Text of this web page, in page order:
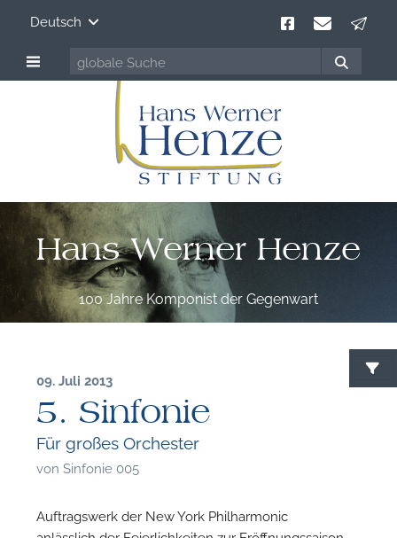
Deutsch
Hans Werner Henze
100 Jahre Komponist der Gegenwart
09. Juli 2013
5. Sinfonie
Für großes Orchester
vonSinfonie 005
Auftragswerk der New York Philharmonic